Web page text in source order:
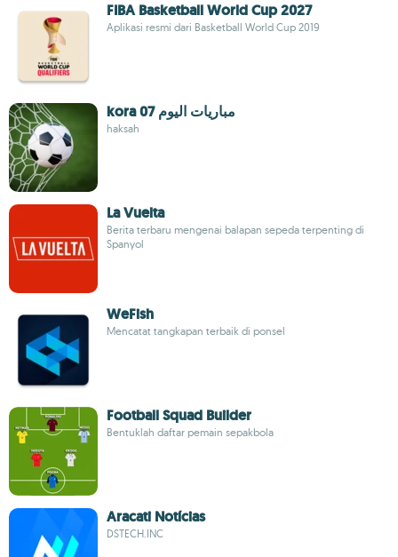
FIBA Basketball World Cup 2027
Aplikasi resmi dari Basketball World Cup 2019
kora 07 مباريات اليوم
haksah
La Vuelta
Berita terbaru mengenai balapan sepeda terpenting di
Spanyol
WeFish
Mencatat tangkapan terbaik di ponsel
Football Squad Builder
Bentuklah daftar pemain sepakbola
Aracati Notícias
DSTECH.INC